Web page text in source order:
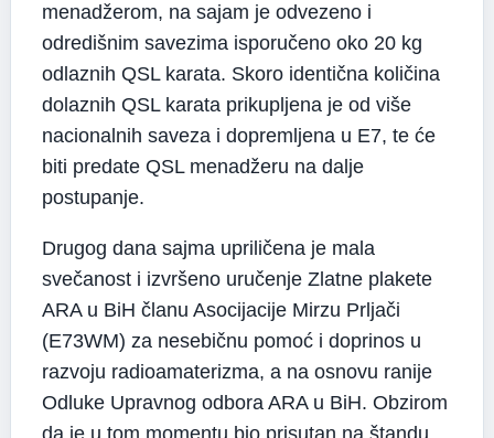
menadžerom, na sajam je odvezeno i
odredišnim savezima isporučeno oko 20 kg
odlaznih QSL karata. Skoro identična količina
dolaznih QSL karata prikupljena je od više
nacionalnih saveza i dopremljena u E7, te će
biti predate QSL menadžeru na dalje
postupanje.
Drugog dana sajma upriličena je mala
svečanost i izvršeno uručenje Zlatne plakete
ARA u BiH članu Asocijacije Mirzu Prljači
(E73WM) za nesebičnu pomoć i doprinos u
razvoju radioamaterizma, a na osnovu ranije
Odluke Upravnog odbora ARA u BiH. Obzirom